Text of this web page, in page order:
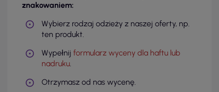
znakowaniem:
Wybierz rodzaj odzieży z naszej oferty, np.
ten produkt.
Wypełnij formularz wyceny dla haftu lub
nadruku.
Otrzymasz od nas wycenę.